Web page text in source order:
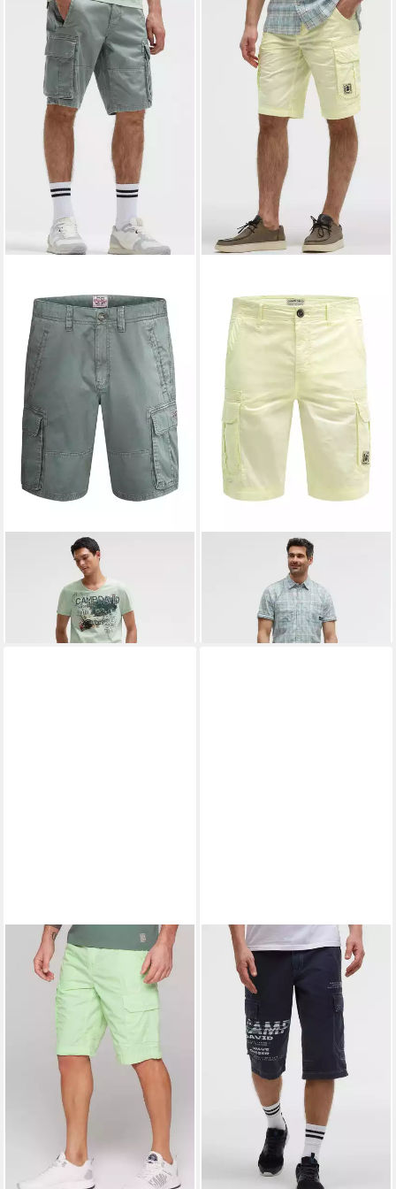
CAMP DAVIDCargoshorts
aus Baumwolle
52,95 €
UVP99,95 €
CAMP DAVIDCargoshorts
aus Baumwolle
UVP 89,95 €